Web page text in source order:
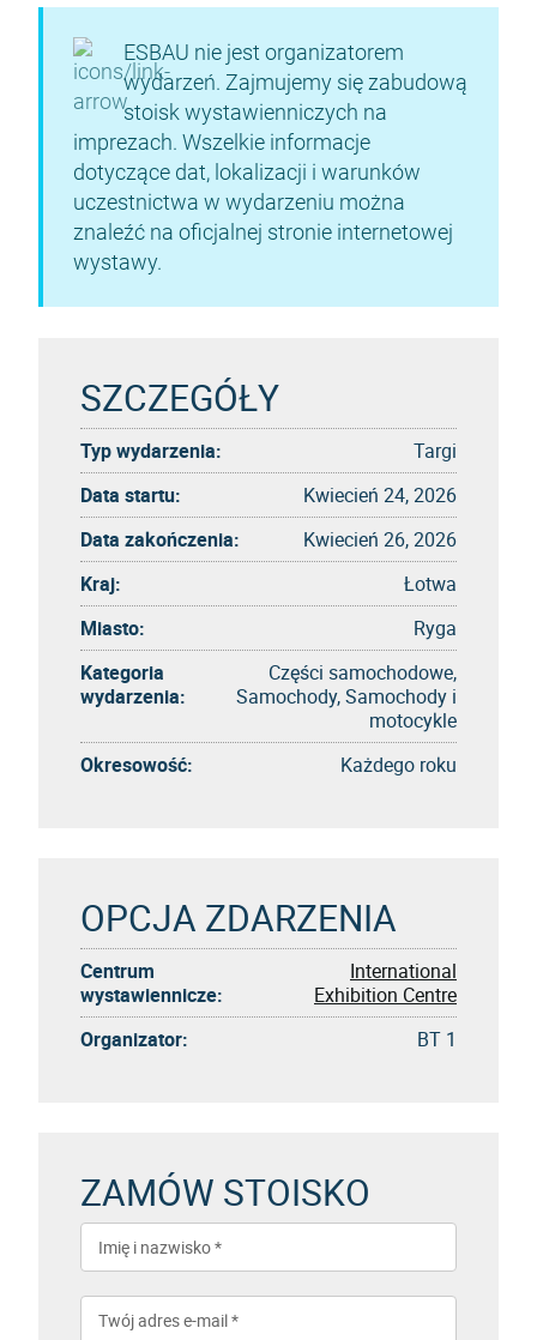
ESBAU nie jest organizatorem
wydarzeń. Zajmujemy się zabudową
stoisk wystawienniczych na
imprezach. Wszelkie informacje
dotyczące dat, lokalizacji i warunków
uczestnictwa w wydarzeniu można
znaleźć na oficjalnej stronie internetowej
wystawy.
SZCZEGÓŁY
Typ wydarzenia:
Targi
Data startu:
Kwiecień 24, 2026
Data zakończenia:
Kwiecień 26, 2026
Kraj:
Łotwa
Miasto:
Ryga
Kategoria
wydarzenia:
Części samochodowe,
Samochody, Samochody i
motocykle
Okresowość:
Każdego roku
OPCJA ZDARZENIA
Centrum
wystawiennicze:
International
Exhibition Centre
Organizator:
BT 1
ZAMÓW STOISKO